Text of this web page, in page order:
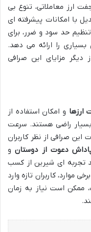
ارز دیجیتال و ارائه بیش از 740 جفت ارز معاملاتی، تنوع بی
با امکانات پیشرفته ای
حد سود و ضرر، برای
بسیاری را ارائه می دهد.
از دیگر مزایای این صرافی
ارزها و امکان استفاده از
بسیار راضی هستند. سرعت
این صرافی از نظر کاربران
دعوت از دوستانو
تجربه ای شیرین از کسب
موارد، کاربران تازه وارد
ممکن است نیاز به زمان